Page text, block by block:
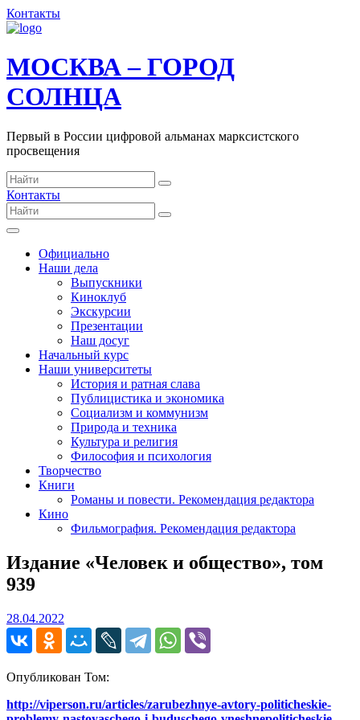
Контакты
МОСКВА – ГОРОД
СОЛНЦА
Первый в России цифровой альманах марксистского
просвещения
Контакты
Официально
Наши дела
Выпускники
Киноклуб
Экскурсии
Презентации
Наш досуг
Начальный курс
Наши университеты
История и ратная слава
Публицистика и экономика
Социализм и коммунизм
Природа и техника
Культура и религия
Философия и психология
Творчество
Книги
Романы и повести. Рекомендация редактора
Кино
Фильмография. Рекомендация редактора
Издание «Человек и общество», том
939
28.04.2022
Опубликован Том:
http://viperson.ru/articles/zarubezhnye-avtory-politicheskie-